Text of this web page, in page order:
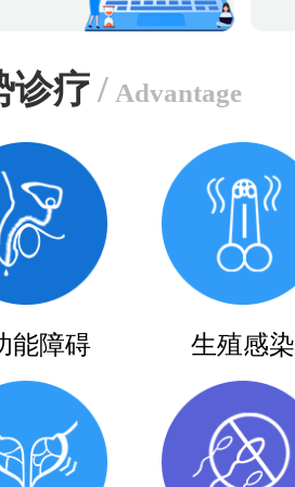
诊疗/ Advantage
能障碍 生殖感染